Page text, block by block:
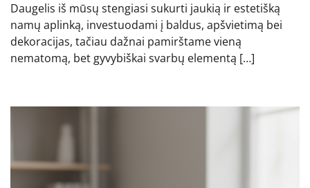
Daugelis iš mūsų stengiasi sukurti jaukią ir estetišką
namų aplinką, investuodami į baldus, apšvietimą bei
dekoracijas, tačiau dažnai pamirštame vieną
nematomą, bet gyvybiškai svarbų elementą […]